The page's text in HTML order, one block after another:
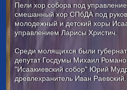
Пели хор собора пoд
смешанный хор СПбДА под
молодежный и детский хоры
управлением Ларисы Христич.
Среди молящихся были
депутат Госдумы Михаил
"Исаакиевский собор" Юрий
древлехранитель Иван Раевский.